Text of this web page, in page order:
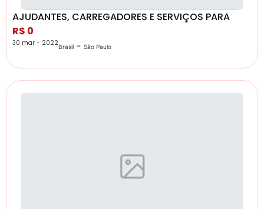
AJUDANTES, CARREGADORES E SERVIÇOS PARA
R$ 0
30 mar - 2022Brasil - São Paulo